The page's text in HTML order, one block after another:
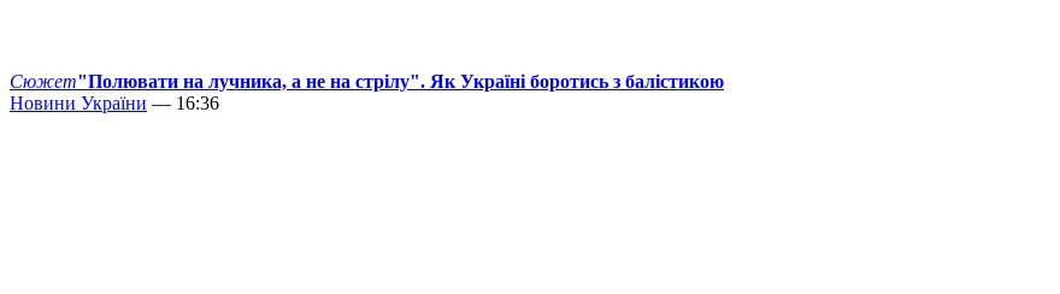
Сюжет"Полювати на лучника, а не на стрілу". Як Україні боротись з балістикою
Новини України — 16:36